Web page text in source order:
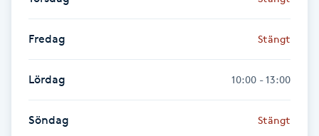
Fettreducering
Fibromassage
Fotmassage
Fredag Stängt
Lördag 10:00 - 13:00
Söndag Stängt